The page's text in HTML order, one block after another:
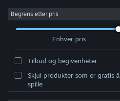
Logg inn
Om
Begrens etter pris
Enhver pris
Tilbud og begivenheter
Skjul produkter som er gratis å
spille
Utvikler: ProGames Studio